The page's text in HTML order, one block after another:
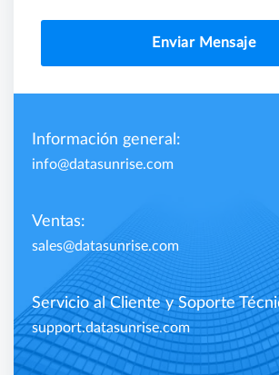
Enviar Mensaje
Información general:
info@datasunrise.com
Ventas:
sales@datasunrise.com
Servicio al Cliente y Soporte
support.datasunrise.com